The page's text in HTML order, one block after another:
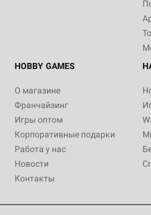
HOBBY GAMES
О магазине
Франчайзинг
Игры оптом
Корпоративные подарки
Работа у нас
Новости
Контакты